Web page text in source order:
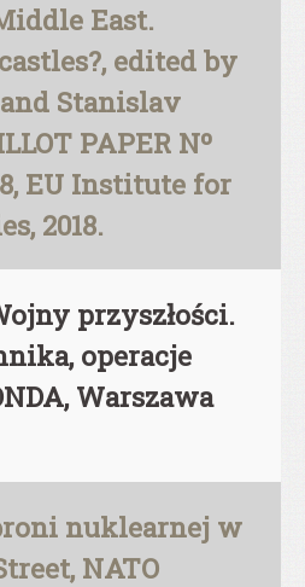
East.
edited by
Stanislav
PAPER Nº
EU Institute for
2018.
przyszłości.
operacje
Warszawa
nuklearnej w
NATO